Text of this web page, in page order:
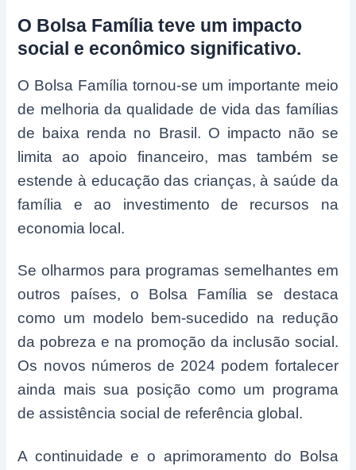
O Bolsa Família teve um impacto
social e econômico significativo.
O Bolsa Família tornou-se um importante meio
de melhoria da qualidade de vida das famílias
de baixa renda no Brasil. O impacto não se
limita ao apoio financeiro, mas também se
estende à educação das crianças, à saúde da
família e ao investimento de recursos na
economia local.
Se olharmos para programas semelhantes em
outros países, o Bolsa Família se destaca
como um modelo bem-sucedido na redução
da pobreza e na promoção da inclusão social.
Os novos números de 2024 podem fortalecer
ainda mais sua posição como um programa
de assistência social de referência global.
A continuidade e o aprimoramento do Bolsa